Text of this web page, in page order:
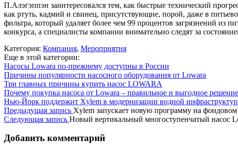
П.Алэгэппэн заинтересовался тем, как быстрые технический
как ртуть, кадмий и свинец, присутствующие, порой, даже в
фильтра, который удаляет более чем 99 процентов загрязнений из
конкурса, а специалисты компании внимательно следят за
Категория: Компания, Мероприятия
Еще в этой категории:
Насосы Lowara по-прежнему доступны в России
Причины популярности насосного оборудования от Lowara
Три главных причины купить насос LOWARA
Почему покупка насоса от Lowara – правильное и выгодное
Нью-Йорк поддержит Xylem в модернизации водной
Предыдущая запись Xylem запускает новую программу на
Следующая запись Новый вертикальный многоступенчатый насос
Добавить комментарий